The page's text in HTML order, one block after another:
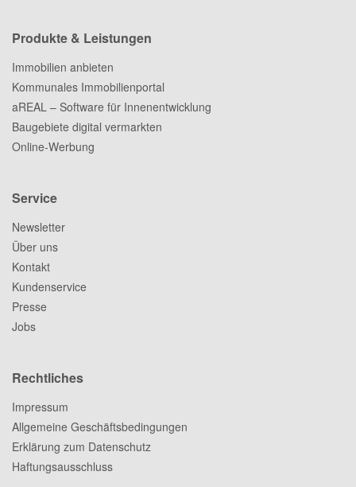
Produkte & Leistungen
Immobilien anbieten
Kommunales Immobilienportal
aREAL – Software für Innenentwicklung
Baugebiete digital vermarkten
Online-Werbung
Service
Newsletter
Über uns
Kontakt
Kundenservice
Presse
Jobs
Rechtliches
Impressum
Allgemeine Geschäftsbedingungen
Erklärung zum Datenschutz
Haftungsausschluss